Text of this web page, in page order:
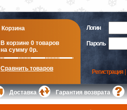
Корзина
В корзине 0 товаров
на сумму 0р.
Сравнить товаров
Логин
Пароль
Регистрация|
Доставка Гарантия возврата